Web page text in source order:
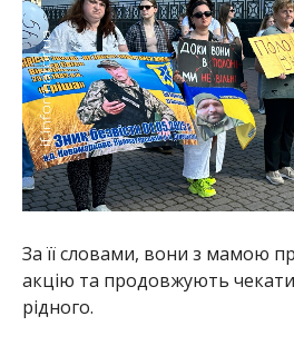
За її словами, вони з мамою
акцію та продовжують чекати
рідного.